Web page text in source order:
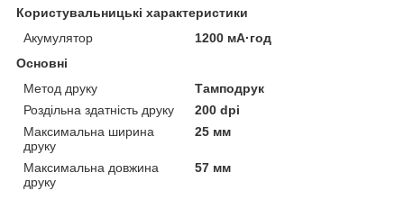
Користувальницькі характеристики
Акумулятор
1200 мА·год
Основні
Метод друку
Тамподрук
Роздільна здатність друку
200 dpi
Максимальна ширина
друку
25 мм
Максимальна довжина
друку
57 мм